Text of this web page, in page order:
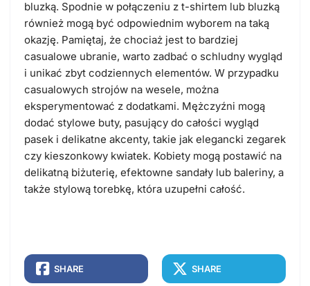
bluzką. Spodnie w połączeniu z t-shirtem lub bluzką
również mogą być odpowiednim wyborem na taką
okazję. Pamiętaj, że chociaż jest to bardziej
casualowe ubranie, warto zadbać o schludny wygląd
i unikać zbyt codziennych elementów. W przypadku
casualowych strojów na wesele, można
eksperymentować z dodatkami. Mężczyźni mogą
dodać stylowe buty, pasujący do całości wygląd
pasek i delikatne akcenty, takie jak elegancki zegarek
czy kieszonkowy kwiatek. Kobiety mogą postawić na
delikatną biżuterię, efektowne sandały lub baleriny, a
także stylową torebkę, która uzupełni całość.
SHARE SHARE